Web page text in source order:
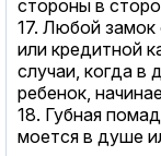
стороны в
17. Любой замок
или кредитной
случаи, когда в
ребенок,
18. Губная
моется в душе